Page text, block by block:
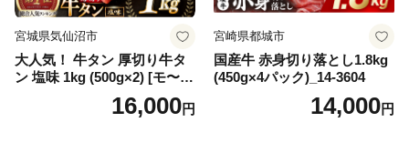
宮城県気仙沼市
大人気！ 牛タン 厚切り牛タ
ン 塩味 1kg (500g×2) [モ〜ラ
ンド 宮城県 気仙沼市 205646
60] 肉 牛肉 精肉 牛たん 牛タ
16,000円
宮崎県都城市
国産牛 赤身切り落とし1.8kg
(450g×4パック)_14-3604
14,000円